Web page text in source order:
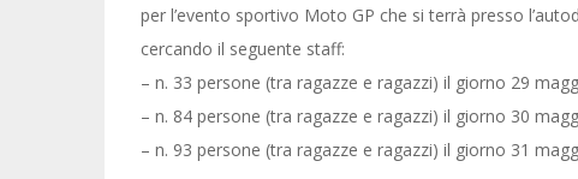
per l’evento sportivo Moto GP che si terrà presso
cercando il seguente staff:
– n. 33 persone (tra ragazze e ragazzi) il giorno 29
– n. 84 persone (tra ragazze e ragazzi) il giorno 30
– n. 93 persone (tra ragazze e ragazzi) il giorno 31